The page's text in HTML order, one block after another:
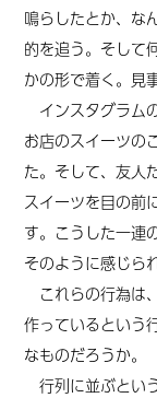
鳴らしたとか、な
的を追う。そして
かの形で着く。見
インスタグラム
お店のスイーツの
た。そして、友人
スイーツを目の前
す。こうした一連
そのように感じら
これらの行為は
作っているという
なものだろうか。
行列に並ぶとい